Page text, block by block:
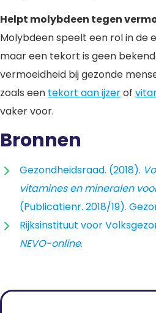
Helpt molybdeen tegen
Molybdeen speelt een rol in de
maar een tekort is geen
vermoeidheid bij gezonde
zoals een tekort aan ijzerof
vaker voor.
Bronnen
Gezondheidsraad. (2018).
vitamines en mineralen
(Publicatienr. 2018/19).
Rijksinstituut voor
NEVO-online.